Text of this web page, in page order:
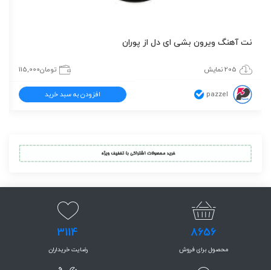
نت آهنگ ویرون بشی ای دل از پوران
205 نمایش تومان115,000
pazzel افزودن به سبد خرید
8656
محصول برای فروش
3114
رضایت خریداران